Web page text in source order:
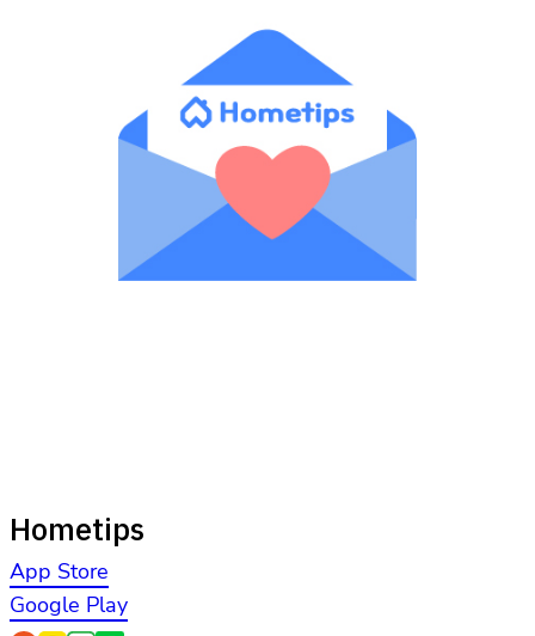
Hometips
App Store
Google Play